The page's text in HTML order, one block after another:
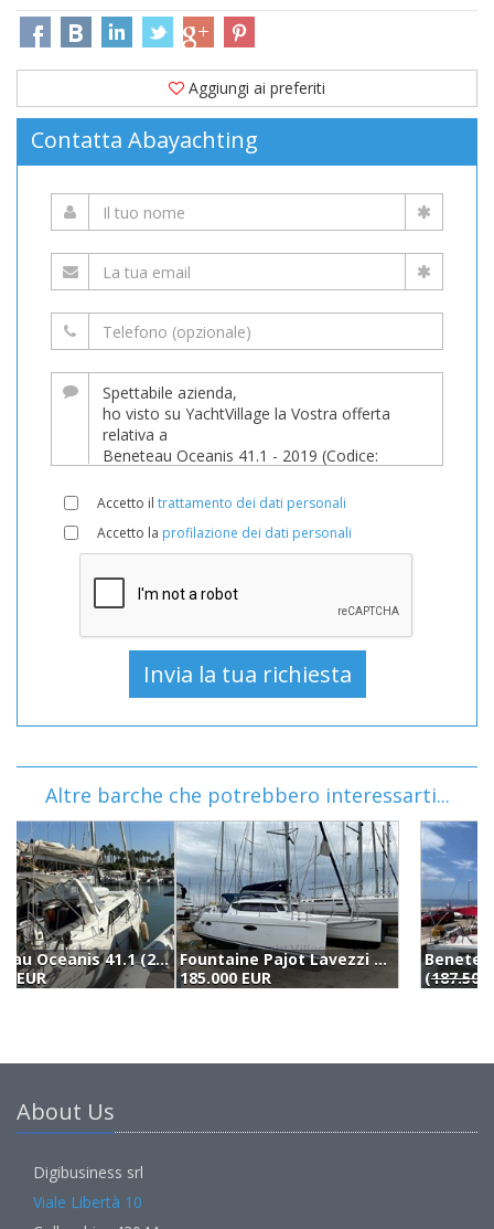
Aggiungi ai preferiti
Contatta Abayachting
Accetto il trattamento dei dati personali
Accetto la profilazione dei dati personali
Altre barche che potrebbero interessarti...
Beneteau Oceanis 40.1 (2021)
(
187.500 €) 175.000 EUR
About Us
Digibusiness srl
Viale Libertà 10